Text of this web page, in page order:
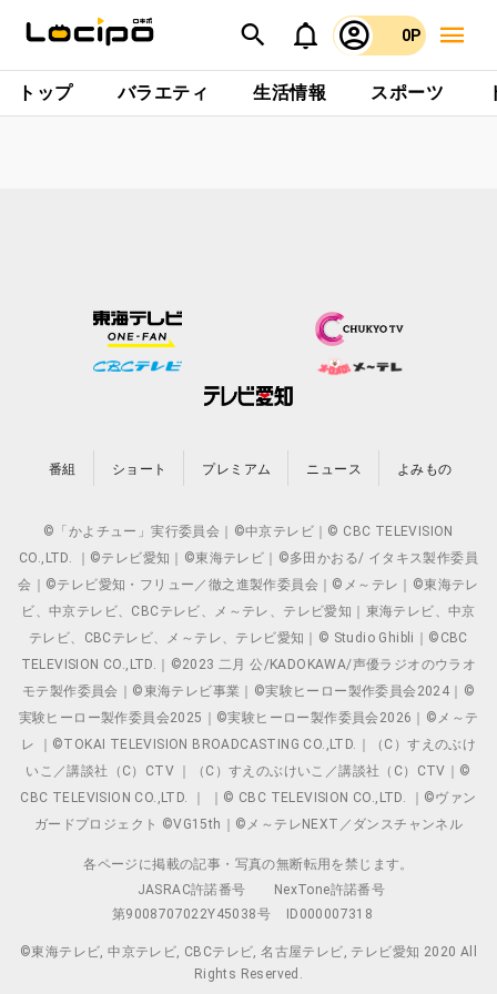
0P
トップ バラエティ 生活情報 スポーツ
番組 ショート プレミアム ニュース よみもの
©「かよチュー」実行委員会｜©中京テレビ｜© CBC TELEVISION
CO.,LTD. ｜©テレビ愛知｜©東海テレビ｜©多田かおる/ イタキス製作委員
会｜©テレビ愛知・フリュー／徹之進製作委員会｜©メ～テレ｜©東海テレ
ビ、中京テレビ、CBCテレビ、メ～テレ、テレビ愛知｜東海テレビ、中京
テレビ、CBCテレビ、メ～テレ、テレビ愛知｜© Studio Ghibli｜©CBC
TELEVISION CO.,LTD.｜©2023 二月 公/KADOKAWA/声優ラジオのウラオ
モテ製作委員会｜©東海テレビ事業｜©実験ヒーロー製作委員会2024｜©
実験ヒーロー製作委員会2025｜©実験ヒーロー製作委員会2026｜©メ～テ
レ ｜©TOKAI TELEVISION BROADCASTING CO.,LTD.｜（C）すえのぶけ
いこ／講談社（C）CTV ｜（C）すえのぶけいこ／講談社（C）CTV｜©
CBC TELEVISION CO.,LTD. ｜ ｜© CBC TELEVISION CO.,LTD. ｜©ヴァン
ガードプロジェクト ©VG15th｜©メ～テレNEXT／ダンスチャンネル
各ページに掲載の記事・写真の無断転用を禁じます。
JASRAC許諾番号
NexTone許諾番号
第9008707022Y45038号
ID000007318
©東海テレビ, 中京テレビ, CBCテレビ, 名古屋テレビ, テレビ愛知 2020 All
Rights Reserved.